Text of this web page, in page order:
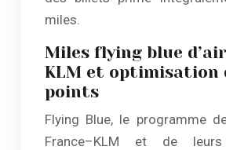
miles.
Miles flying blue
KLM et optimisation
points
Flying Blue, le programme
France–KLM et de leurs